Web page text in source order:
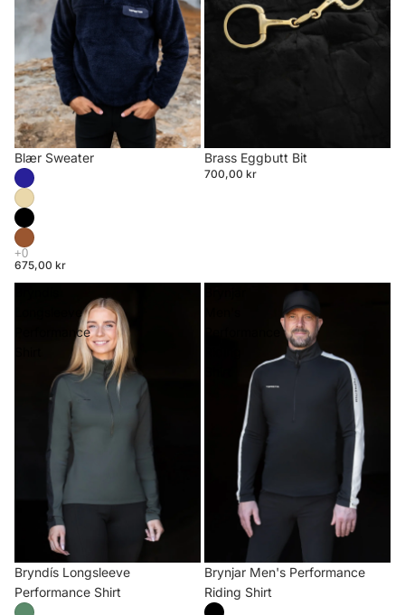
Blær Sweater
675,00 kr
Brass Eggbutt Bit
700,00 kr
Longsleeve
Performance
Bryndís Longsleeve
Performance Shirt
Brynjar Men's Performance
Riding Shirt